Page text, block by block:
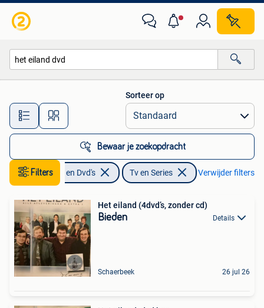
Alle afstanden…
Sorteer op
Bewaar je zoekopdracht
FiltersCd's en Dvd's Tv en Series Verwijder filters
Het eiland (4dvd’s, zonder cd)
Bieden Details
Schaerbeek 26 jul 26